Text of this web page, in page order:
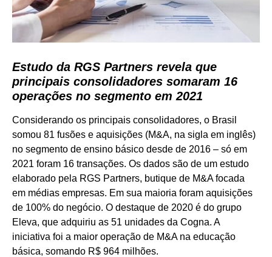
Estudo da RGS Partners revela que
principais consolidadores somaram 16
operações no segmento em 2021
Considerando os principais consolidadores, o Brasil
somou 81 fusões e aquisições (M&A, na sigla em inglês)
no segmento de ensino básico desde de 2016 – só em
2021 foram 16 transações. Os dados são de um estudo
elaborado pela RGS Partners, butique de M&A focada
em médias empresas. Em sua maioria foram aquisições
de 100% do negócio. O destaque de 2020 é do grupo
Eleva, que adquiriu as 51 unidades da Cogna. A
iniciativa foi a maior operação de M&A na educação
básica, somando R$ 964 milhões.